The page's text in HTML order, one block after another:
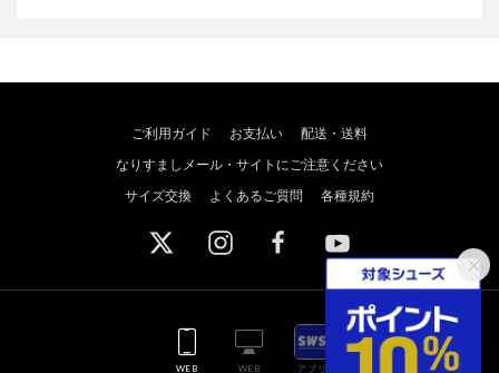
ご利用ガイド お支払い
配送・送料
なりすましメール・サイトにご注意ください
サイズ交換
よくあるご質問 各種規約
WEB WEB アプリ